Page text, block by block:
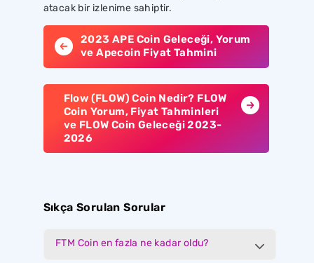
atacak bir izlenime sahiptir.
2023 APE Coin Geleceği, Yorum
ve Apecoin Fiyat Tahmini
Flow (FLOW) Coin Nedir? FLOW
Coin Yorum, Fiyat Tahminleri
ve FLOW Coin Geleceği 2023-
2026
Sıkça Sorulan Sorular
FTM Coin en fazla ne kadar oldu?